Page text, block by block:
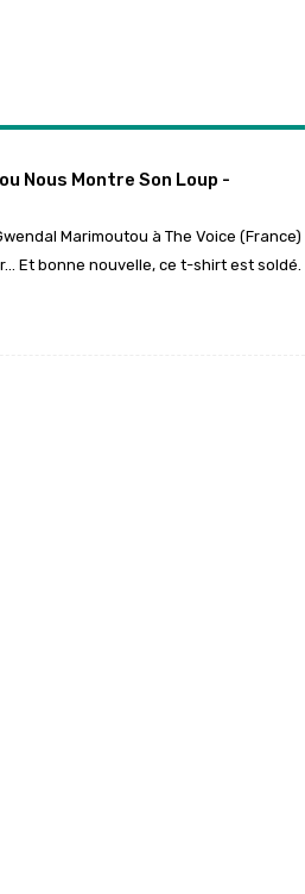
Nous Montre Son Loup -
Marimoutou à The Voice (France)
Et bonne nouvelle, ce t-shirt est soldé.